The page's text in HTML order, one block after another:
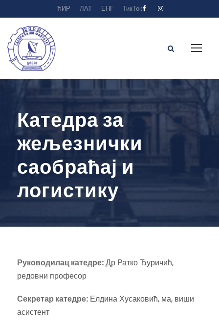
ЋИР ЛАТ ЕНГ ТикТок
Катедра за
жељезнички
саобраћај и
логистику
Руководилац катедре:Др Ратко Ђуричић,
редовни професор
Секретар катедре: Елдина Хусаковић, ма, виши
асистент